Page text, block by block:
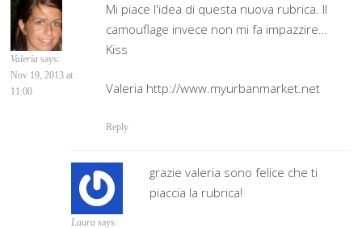
Valeria says:
Nov 19, 2013 at
11:00
Mi piace l'idea di questa nuova rubrica. Il
camouflage invece non mi fa impazzire…
Kiss
Valeria http://www.myurbanmarket.net
Reply
Laura says:
grazie valeria sono felice che ti
piaccia la rubrica!